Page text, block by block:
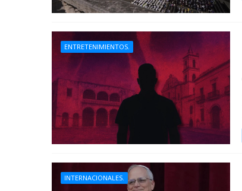
ENTRETENIMIENTOS.
INTERNACIONALES.